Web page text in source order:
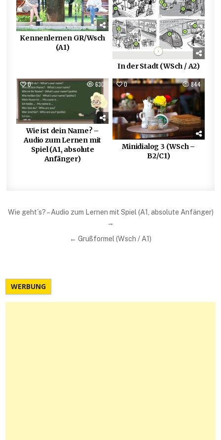
Kennenlernen GR/Wsch
(A1)
In der Stadt (WSch / A2)
0 630
Wie ist dein Name? –
Audio zum Lernen mit
Spiel (A1, absolute
Anfänger)
0 844
Minidialog 3 (WSch –
B2/C1)
Beitragsnavigation
Wie geht´s? – Audio zum Lernen mit Spiel (A1, absolute Anfänger)
→
← Grußformel (Wsch / A1)
WERBUNG